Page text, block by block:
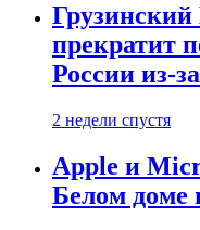
прекратит
России из-
2 недели спустя
Apple и
Белом доме